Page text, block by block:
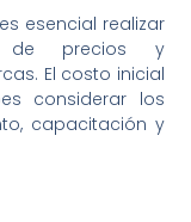
esencial realizar
de precios y
El costo inicial
considerar los
capacitación y